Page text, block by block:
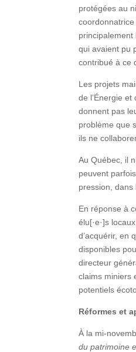
protégées au
principalement
qui avaient pu
contribué à ce
Les projets
de l’Énergie
donnent pas
problème que
ils ne
Au Québec, il
peuvent
pression, dans
En réponse à
élu[·e·]s
d’acquérir, en
disponibles
directeur
claims miniers
potentiels
Réformes et
À la mi-
du patrimoine